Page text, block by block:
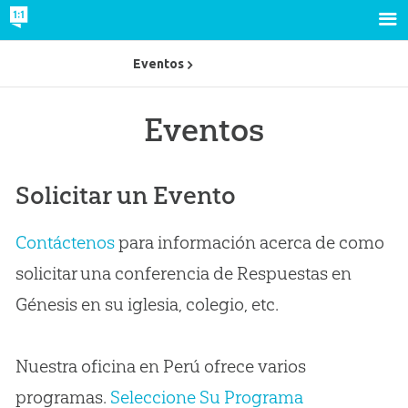
Eventos
Solicitar un Evento
Contáctenospara información acerca de como
solicitar una conferencia de Respuestas en
Génesis en su iglesia, colegio, etc.
Nuestra oficina en Perú ofrece varios
programas. Seleccione Su Programa
Eventos